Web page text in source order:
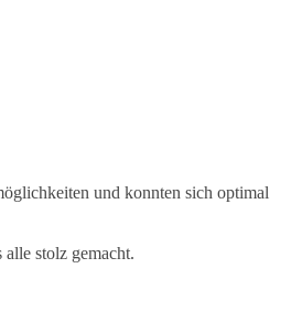
und konnten sich optimal
stolz gemacht.